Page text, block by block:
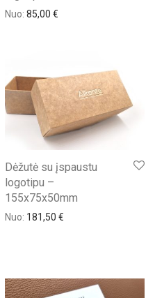
Nuo: 85,00 €
Dėžutė su įspaustu
logotipu –
155x75x50mm
Nuo: 181,50 €